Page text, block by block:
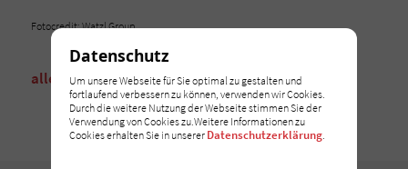
Fotocredit: Watzl Group
alle Nachrichten
Datenschutz
Um unsere Webseite für Sie optimal zu gestalten und
fortlaufend verbessern zu können, verwenden wir Cookies.
Durch die weitere Nutzung der Webseite stimmen Sie der
Verwendung von Cookies zu.Weitere Informationen zu
Cookies erhalten Sie in unserer Datenschutzerklärung.